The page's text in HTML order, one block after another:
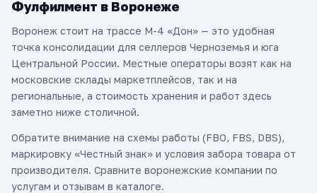
Фулфилмент в Воронеже
Воронеж стоит на трассе М-4 «Дон» — это удобная
точка консолидации для селлеров Черноземья и юга
Центральной России. Местные операторы возят как на
московские склады маркетплейсов, так и на
региональные, а стоимость хранения и работ здесь
заметно ниже столичной.
Обратите внимание на схемы работы (FBO, FBS, DBS),
маркировку «Честный знак» и условия забора товара от
производителя. Сравните воронежские компании по
услугам и отзывам в каталоге.